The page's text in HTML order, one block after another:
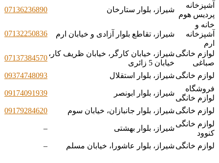
آشپزخانه
پردیس هوم
شیراز، بلوار ستارخان
07136236890
خانه و
آشپزخانه
ارم
شیراز، تقاطع بلوار آزادی و خیابان ارم 07132250836
لوازم خانگی
صباغی
شیراز، خیابان کارگر، خیابان ظریف کار،
خیابان 5 زائری
07137384570
لوازم خانگی شیراز، بلوار استقلال
09374748093
فروشگاه
لوازم خانگی
شیراز، بلوار ابونصر 09174091939
لوازم خانگی شیراز، بلوار جانبازان، خیابان سوم
09179284620
لوازم خانگی
کنوود
شیراز، بلوار بهشتی –
لوازم خانگی شیراز، بلوار عاشورا، خیابان مسلم –